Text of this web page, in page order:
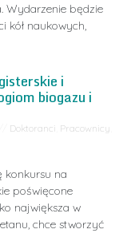
Wydarzenie będzie
kół naukowych,
i
biogazu i
Doktoranci Pracownicy
konkursu na
poświęcone
największa w
chce stworzyć